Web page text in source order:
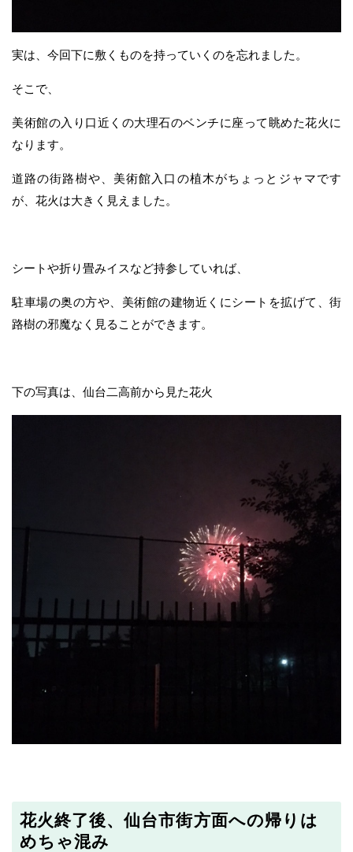
実は、今回下に敷くものを持っていくのを忘れました。
そこで、
美術館の入り口近くの大理石のベンチに座って眺めた花火に
なります。
道路の街路樹や、美術館入口の植木がちょっとジャマです
が、花火は大きく見えました。
シートや折り畳みイスなど持参していれば、
駐車場の奥の方や、美術館の建物近くにシートを拡げて、街
路樹の邪魔なく見ることができます。
下の写真は、仙台二高前から見た花火
花火終了後、仙台市街方面への帰りは
めちゃ混み